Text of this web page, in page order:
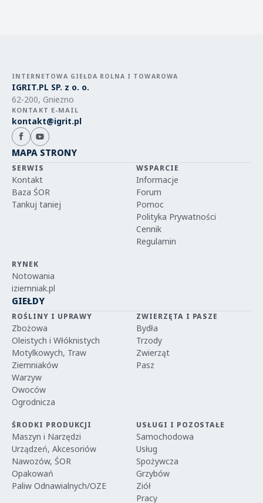
INTERNETOWA GIEŁDA ROLNA I TOWAROWA
IGRIT.PL SP. z o. o.
62-200, Gniezno
KONTAKT E-MAIL
kontakt@igrit.pl
MAPA STRONY
SERWIS
Kontakt
Baza ŚOR
Tankuj taniej
WSPARCIE
Informacje
Forum
Pomoc
Polityka Prywatności
Cennik
Regulamin
RYNEK
Notowania
iziemniak.pl
GIEŁDY
ROŚLINY I UPRAWY
Zbożowa
Oleistych i Włóknistych
Motylkowych, Traw
Ziemniaków
Warzyw
Owoców
Ogrodnicza
ZWIERZĘTA I PASZE
Bydła
Trzody
Zwierząt
Pasz
ŚRODKI PRODUKCJI
Maszyn i Narzędzi
Urządzeń, Akcesoriów
Nawozów, ŚOR
Opakowań
Paliw Odnawialnych/OZE
USŁUGI I POZOSTAŁE
Samochodowa
Usług
Spożywcza
Grzybów
Ziół
Pracy